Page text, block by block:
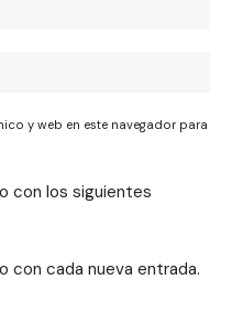
y web en este navegador para
con los siguientes
con cada nueva entrada.